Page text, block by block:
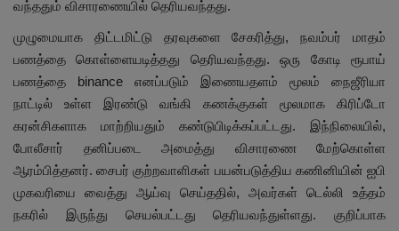
வந்ததும் விசாரணையில் தெரியவந்தது.
முழுமையாக திட்டமிட்டு தரவுகளை சேகரித்து, நவம்பர் மாதம்
பணத்தை கொள்ளையடித்தது தெரியவந்தது. ஒரு கோடி ரூபாய்
பணத்தை binance எனப்படும் இணையதளம் மூலம் நைஜீரியா
நாட்டில் உள்ள இரண்டு வங்கி கணக்குகள் மூலமாக கிரிப்டோ
கரன்சிகளாக மாற்றியதும் கண்டுபிடிக்கப்பட்டது. இந்நிலையில்,
போலீசார் தனிப்படை அமைத்து விசாரணை மேற்கொள்ள
ஆரம்பித்தனர். சைபர் குற்றவாளிகள் பயன்படுத்திய கணினியின் ஐபி
முகவரியை வைத்து ஆய்வு செய்ததில், அவர்கள் டெல்லி உத்தம்
நகரில் இருந்து செயல்பட்டது தெரியவந்துள்ளது. குறிப்பாக